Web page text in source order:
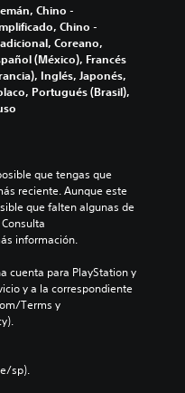
Chino -
Chino -
Coreano,
(México), Francés
Inglés, Japonés,
Portugués (Brasil),
que tengas que
reciente. Aunque este
que falten algunas de
información.
cuenta para PlayStation y
y a la correspondiente
Terms y
sp).